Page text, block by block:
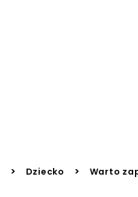
> Dziecko > Warto